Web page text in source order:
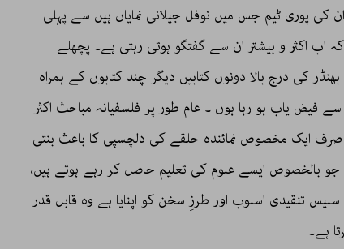
کی پوری ٹیم جس میں نوفل جیلانی نمایاں ہیں سے پہلی
اب اکثر و بیشتر ان سے گفتگو ہوتی رہتی ہے۔ پچھلے
کی درج بالا دونوں کتابیں دیگر چند کتابوں کے ہمراہ
فیض یاب ہو رہا ہوں ۔ عام طور پر فلسفیانہ مباحث اکثر
ایک مخصوص نمائندہ حلقے کی دلچسپی کا باعث بنتی
بالخصوص ایسے علوم کی تعلیم حاصل کر رہے ہوتے ہیں،
تنقیدی اسلوب اور طرزِ سخن کو اپنایا ہے وہ قابل قدر
ہے۔